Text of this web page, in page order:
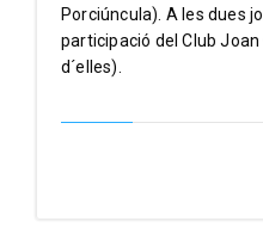
Porciúncula). A les dues
participació del Club
d´elles).